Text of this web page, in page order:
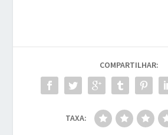
COMPARTILHAR:
TAXA: